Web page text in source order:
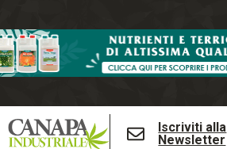
Iscriviti alla
Newsletter